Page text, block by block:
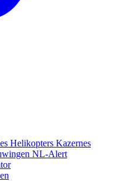
Helikopters Kazernes
NL-Alert